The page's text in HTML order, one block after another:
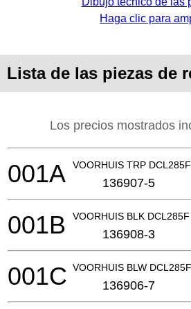
Haga clic para
Lista de las piezas de
Los precios mostrados
VOORHUIS TRP DCL285F
001A 136907-5
VOORHUIS BLK DCL285F
001B 136908-3
VOORHUIS BLW DCL285F
001C 136906-7